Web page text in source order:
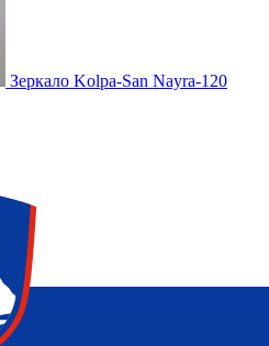
Зеркало Kolpa-San Nayra-120